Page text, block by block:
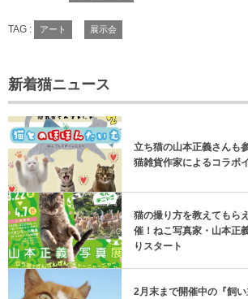
TAG : アート 展示会
新着猫ニュース
立ち猫の山本正義さんも
猫雑貨作家によるコラボ
猫の撮り方を教えてもら
催！ねこ写真家・山本正
りスタート
2月末まで開催中の『飼